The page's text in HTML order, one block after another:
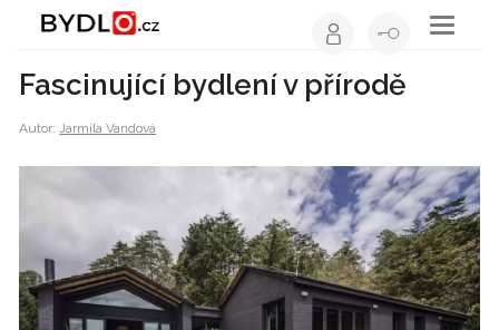
Toggle
Fascinující bydlení v přírodě
Autor:Jarmila Vandová